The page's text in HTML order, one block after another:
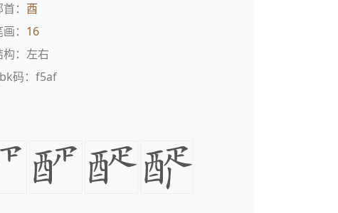
： 酉
： 16
构：左右
码：f5af